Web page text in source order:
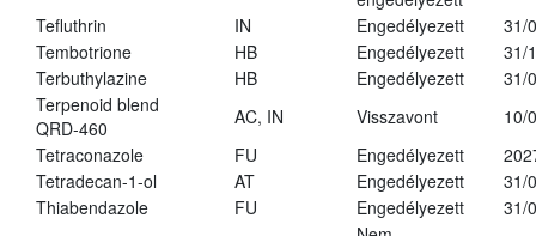
Tefluthrin
IN Engedélyezett
31/
Tembotrione
HB Engedélyezett
31/
Terbuthylazine
HB Engedélyezett
31/
Terpenoid blend
QRD-460
AC, IN Visszavont
10/
Tetraconazole
FU Engedélyezett
Tetradecan-1-ol
AT Engedélyezett
31/
Thiabendazole
FU Engedélyezett
31/